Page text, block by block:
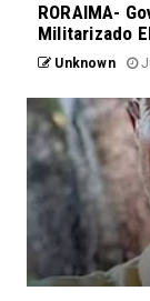
RORAIMA-
Militarizado
Unknown